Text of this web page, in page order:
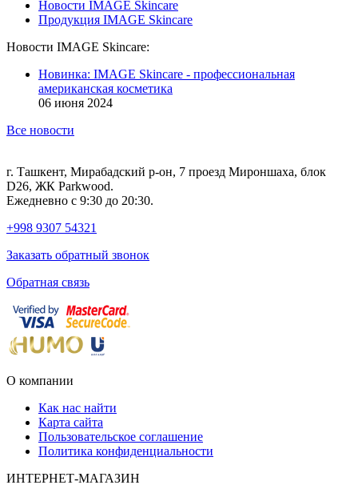
Новости IMAGE Skincare
Продукция IMAGE Skincare
Новости IMAGE Skincare:
Новинка: IMAGE Skincare - профессиональная
американская косметика
06 июня 2024
Все новости
г. Ташкент, Мирабадский р-он, 7 проезд Мироншаха, блок
D26, ЖК Раrkwood.
Ежедневно с 9:30 до 20:30.
+998 9307 54321
Заказать обратный звонок
Обратная связь
О компании
Как нас найти
Карта сайта
Пользовательское соглашение
Политика конфиденциальности
ИНТЕРНЕТ-МАГАЗИН